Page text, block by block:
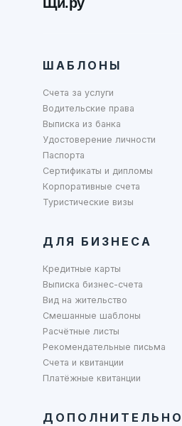
ШАБЛОНЫ
Счета за услуги
Водительские права
Выписка из банка
Удостоверение личности
Паспорта
Сертификаты и дипломы
Корпоративные счета
Туристические визы
ДЛЯ БИЗНЕСА
Кредитные карты
Выписка бизнес-счета
Вид на жительство
Смешанные шаблоны
Расчётные листы
Рекомендательные письма
Счета и квитанции
Платёжные квитанции
ДОПОЛНИТЕЛЬНО